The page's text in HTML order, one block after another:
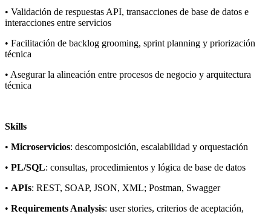
• Validación de respuestas API, transacciones de base de datos e
interacciones entre servicios
• Facilitación de backlog grooming, sprint planning y priorización
técnica
• Asegurar la alineación entre procesos de negocio y arquitectura
técnica
Skills
• Microservicios: descomposición, escalabilidad y orquestación
• PL/SQL: consultas, procedimientos y lógica de base de datos
• APIs: REST, SOAP, JSON, XML; Postman, Swagger
• Requirements Analysis: user stories, criterios de aceptación,